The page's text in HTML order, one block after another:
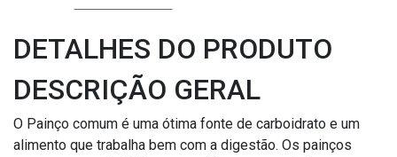
DETALHES DO PRODUTO
DESCRIÇÃO GERAL
O Painço comum é uma ótima fonte de carboidrato e um
alimento que trabalha bem com a digestão. Os painços